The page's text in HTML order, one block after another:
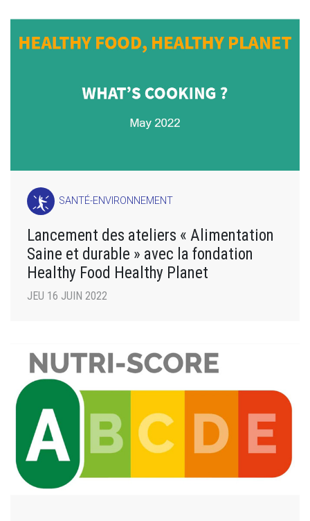
SANTÉ-ENVIRONNEMENT
Lancement des ateliers « Alimentation
Saine et durable » avec la fondation
Healthy Food Healthy Planet
JEU 16 JUIN 2022